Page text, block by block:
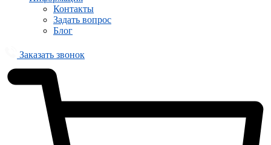
Контакты
Задать вопрос
Блог
Заказать звонок